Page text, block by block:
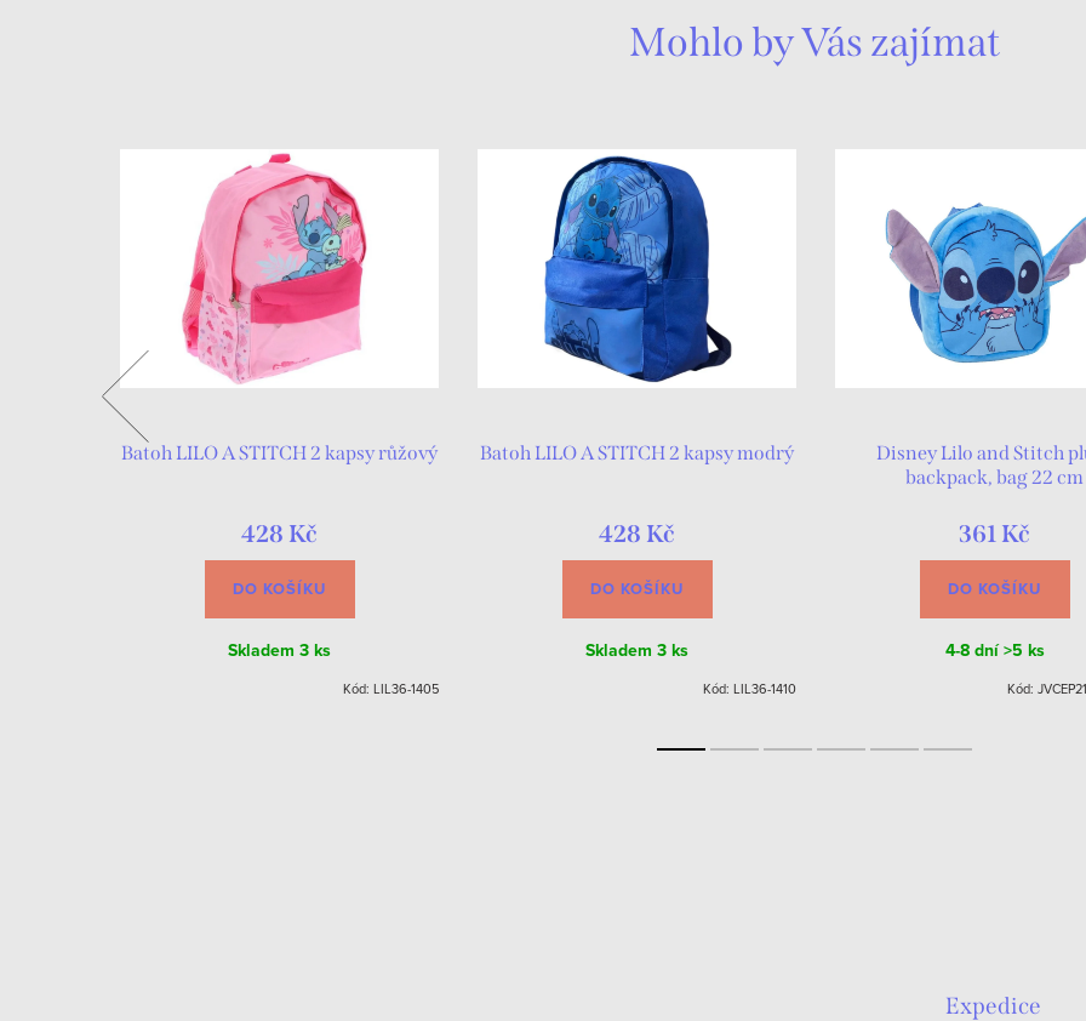
Mohlo by Vás zajímat
Batoh LILO A STITCH 2 kapsy růžový
428 Kč
DO KOŠÍKU
Skladem 3 ks
Kód: LIL36-1405
Batoh LILO A STITCH 2 kapsy modrý
428 Kč
DO KOŠÍKU
Skladem 3 ks
Kód: LIL36-1410
Disney Lilo and Stitch
backpack, bag 22 cm
361 Kč
DO KOŠÍKU
4-8 dní>5 ks
Kód:
Expedice